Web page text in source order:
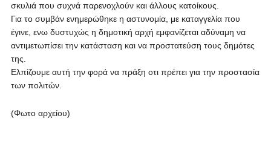
σκυλιά που συχνά παρενοχλούν και άλλους κατοίκους.
Για το συμβάν ενημερώθηκε η αστυνομία, με καταγγελία που
έγινε, ενω δυστυχώς η δημοτική αρχή εμφανίζεται αδύναμη να
αντιμετωπίσει την κατάσταση και να προστατεύση τους δημότες
της.
Ελπίζουμε αυτή την φορά να πράξη οτι πρέπει για την προστασία
των πολιτών.
(Φωτο αρχείου)